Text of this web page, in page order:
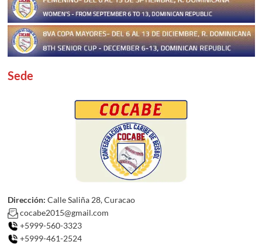
Sede
Dirección: Calle Saliña 28, Curacao
cocabe2015@gmail.com
+5999-560-3323
+5999-461-2524